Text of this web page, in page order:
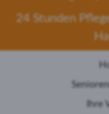
24 Stunden
Ihre